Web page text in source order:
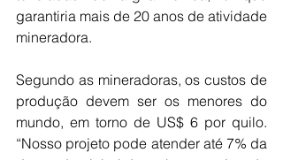
garantiria mais de 20 anos de atividade
mineradora.
Segundo as mineradoras, os custos de
produção devem ser os menores do
mundo, em torno de US$ 6 por quilo.
“Nosso projeto pode atender até 7% da